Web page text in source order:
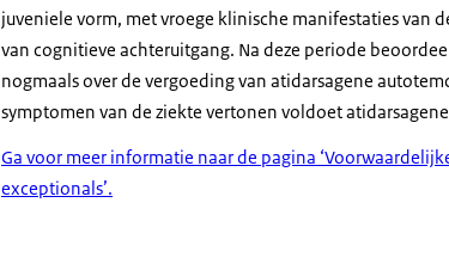
juveniele vorm, met vroege klinische manifestaties van
van cognitieve achteruitgang. Na deze periode
nogmaals over de vergoeding van atidarsagene
symptomen van de ziekte vertonen voldoet
Ga voor meer informatie naar de pagina
exceptionals’.